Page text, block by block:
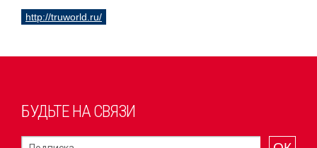
http://truworld.ru/
БУДЬТЕ НА СВЯЗИ